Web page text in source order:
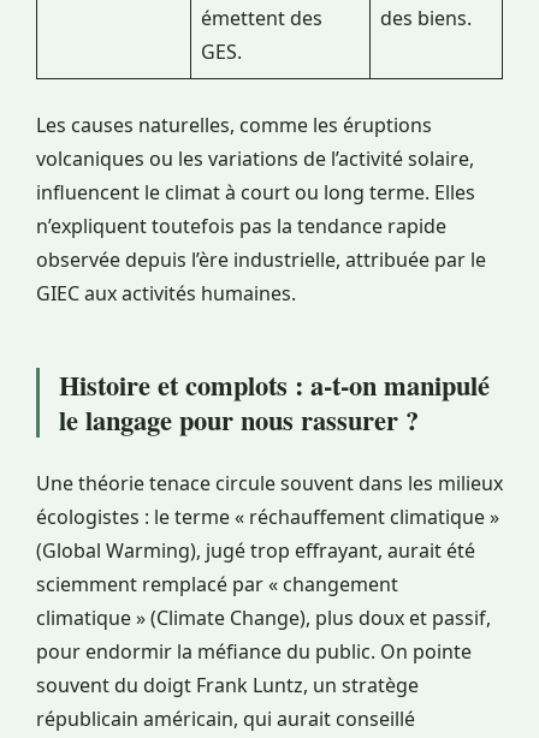
émettent des
GES.
des biens.
Les causes naturelles, comme les éruptions
volcaniques ou les variations de l’activité solaire,
influencent le climat à court ou long terme. Elles
n’expliquent toutefois pas la tendance rapide
observée depuis l’ère industrielle, attribuée par le
GIEC aux activités humaines.
Histoire et complots : a-t-on manipulé
le langage pour nous rassurer ?
Une théorie tenace circule souvent dans les milieux
écologistes : le terme « réchauffement climatique »
(Global Warming), jugé trop effrayant, aurait été
sciemment remplacé par « changement
climatique » (Climate Change), plus doux et passif,
pour endormir la méfiance du public. On pointe
souvent du doigt Frank Luntz, un stratège
républicain américain, qui aurait conseillé